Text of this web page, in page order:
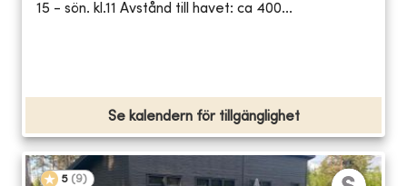
15 - sön. kl.11 Avstånd till havet: ca 400...
Se kalendern för tillgänglighet
5 (9)